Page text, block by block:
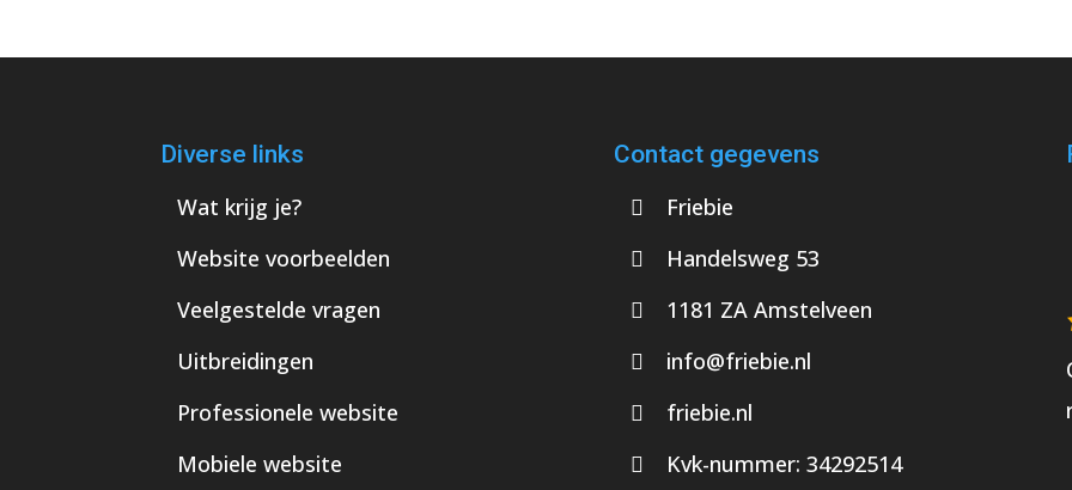
Diverse links
Wat krijg je?
Website voorbeelden
Veelgestelde vragen
Uitbreidingen
Professionele website
Mobiele website
Contact gegevens
Friebie
Handelsweg 53
1181 ZA Amstelveen
info@friebie.nl
friebie.nl
Kvk-nummer: 34292514